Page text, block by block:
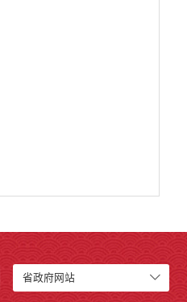
省政府网站